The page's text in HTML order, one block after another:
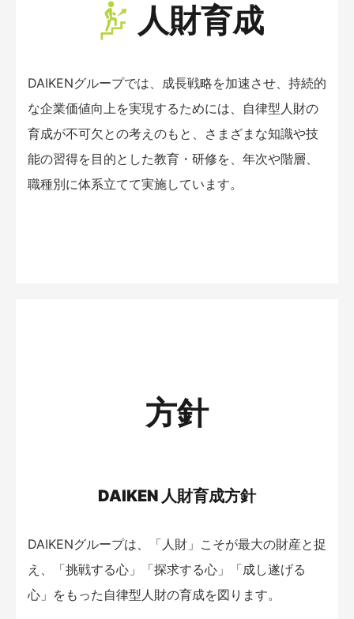
人財育成
DAIKENグループでは、成長戦略を加速させ、持続的
な企業価値向上を実現するためには、自律型人財の
育成が不可欠との考えのもと、さまざまな知識や技
能の習得を目的とした教育・研修を、年次や階層、
職種別に体系立てて実施しています。
方針
DAIKEN 人財育成方針
DAIKENグループは、「人財」こそが最大の財産と捉
え、「挑戦する心」「探求する心」「成し遂げる
心」をもった自律型人財の育成を図ります。